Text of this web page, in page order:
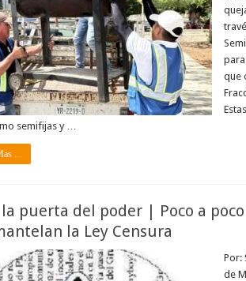
que
semifijas y …
...
la puerta del poder | Poco a
la Ley Censura
Por:
de